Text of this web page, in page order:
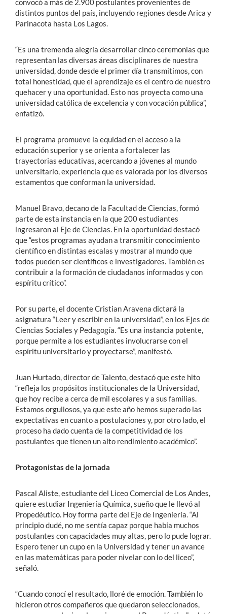
distintos puntos del país, incluyendo regiones desde Arica y
Parinacota hasta Los Lagos.
“Es una tremenda alegría desarrollar cinco ceremonias que
representan las diversas áreas disciplinares de nuestra
universidad, donde desde el primer día transmitimos, con
total honestidad, que el aprendizaje es el centro de nuestro
quehacer y una oportunidad. Esto nos proyecta como una
universidad católica de excelencia y con vocación pública”,
enfatizó.
El programa promueve la equidad en el acceso a la
educación superior y se orienta a fortalecer las
trayectorias educativas, acercando a jóvenes al mundo
universitario, experiencia que es valorada por los diversos
estamentos que conforman la universidad.
Manuel Bravo, decano de la Facultad de Ciencias, formó
parte de esta instancia en la que 200 estudiantes
ingresaron al Eje de Ciencias. En la oportunidad destacó
que “estos programas ayudan a transmitir conocimiento
científico en distintas escalas y mostrar al mundo que
todos pueden ser científicos e investigadores. También es
contribuir a la formación de ciudadanos informados y con
espíritu crítico”.
Por su parte, el docente Cristian Aravena dictará la
asignatura “Leer y escribir en la universidad”, en los Ejes de
Ciencias Sociales y Pedagogía. “Es una instancia potente,
porque permite a los estudiantes involucrarse con el
espíritu universitario y proyectarse”, manifestó.
Juan Hurtado, director de Talento, destacó que este hito
“refleja los propósitos institucionales de la Universidad,
que hoy recibe a cerca de mil escolares y a sus familias.
Estamos orgullosos, ya que este año hemos superado las
expectativas en cuanto a postulaciones y, por otro lado, el
proceso ha dado cuenta de la competitividad de los
postulantes que tienen un alto rendimiento académico”.
Protagonistas de la jornada
Pascal Aliste, estudiante del Liceo Comercial de Los Andes,
quiere estudiar Ingeniería Química, sueño que le llevó al
Propedéutico. Hoy forma parte del Eje de Ingeniería. “Al
principio dudé, no me sentía capaz porque había muchos
postulantes con capacidades muy altas, pero lo pude lograr.
Espero tener un cupo en la Universidad y tener un avance
en las matemáticas para poder nivelar con lo del liceo”,
señaló.
“Cuando conocí el resultado, lloré de emoción. También lo
hicieron otros compañeros que quedaron seleccionados,